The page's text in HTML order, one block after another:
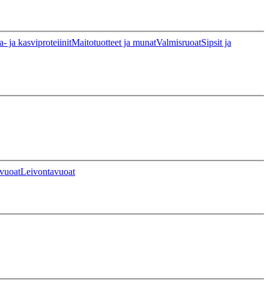
ja kasviproteiinitMaitotuotteet ja munatValmisruoatSipsit ja
Leivontavuoat